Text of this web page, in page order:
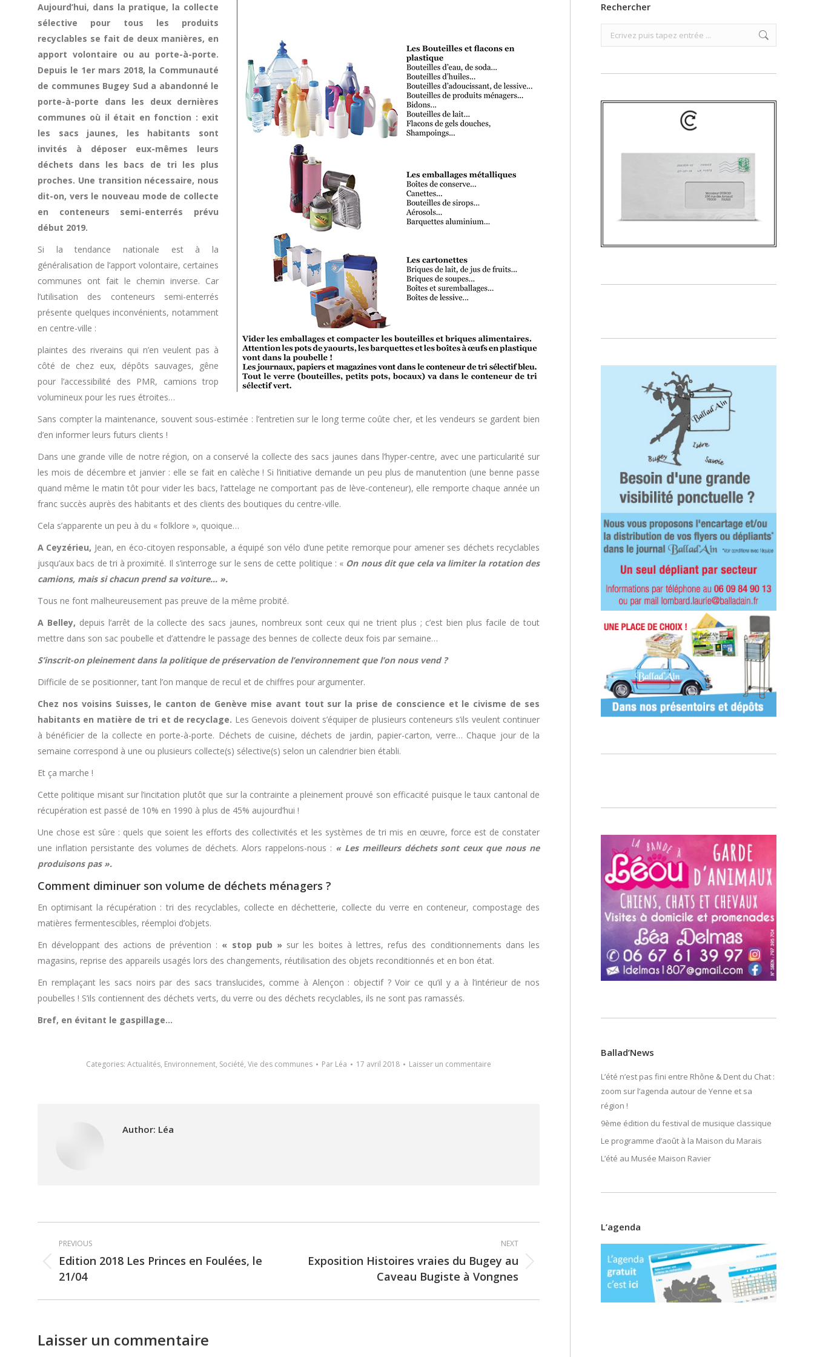
Aujourd’hui, dans la pratique, la collecte
sélective pour tous les produits
recyclables se fait de deux manières, en
apport volontaire ou au porte-à-porte.
Depuis le 1er mars 2018, la Communauté
de communes Bugey Sud a abandonné le
porte-à-porte dans les deux dernières
communes où il était en fonction : exit
les sacs jaunes, les habitants sont
invités à déposer eux-mêmes leurs
déchets dans les bacs de tri les plus
proches. Une transition nécessaire, nous
dit-on, vers le nouveau mode de collecte
en conteneurs semi-enterrés prévu
début 2019.
Si la tendance nationale est à la
généralisation de l’apport volontaire, certaines
communes ont fait le chemin inverse. Car
l’utilisation des conteneurs semi-enterrés
présente quelques inconvénients, notamment
en centre-ville :
plaintes des riverains qui n’en veulent pas à
côté de chez eux, dépôts sauvages, gêne
pour l’accessibilité des PMR, camions trop
volumineux pour les rues étroites…
Sans compter la maintenance, souvent sous-estimée : l’entretien sur le long terme coûte cher, et les vendeurs se gardent bien
d’en informer leurs futurs clients !
Dans une grande ville de notre région, on a conservé la collecte des sacs jaunes dans l’hyper-centre, avec une particularité sur
les mois de décembre et janvier : elle se fait en calèche ! Si l’initiative demande un peu plus de manutention (une benne passe
quand même le matin tôt pour vider les bacs, l’attelage ne comportant pas de lève-conteneur), elle remporte chaque année un
franc succès auprès des habitants et des clients des boutiques du centre-ville.
Cela s’apparente un peu à du « folklore », quoique…
A Ceyzérieu, Jean, en éco-citoyen responsable, a équipé son vélo d’une petite remorque pour amener ses déchets recyclables
jusqu’aux bacs de tri à proximité. Il s’interroge sur le sens de cette politique : « On nous dit que cela va limiter la rotation des
camions, mais si chacun prend sa voiture… ».
Tous ne font malheureusement pas preuve de la même probité.
A Belley, depuis l’arrêt de la collecte des sacs jaunes, nombreux sont ceux qui ne trient plus ; c’est bien plus facile de tout
mettre dans son sac poubelle et d’attendre le passage des bennes de collecte deux fois par semaine…
S’inscrit-on pleinement dans la politique de préservation de l’environnement que l’on nous vend ?
Difficile de se positionner, tant l’on manque de recul et de chiffres pour argumenter.
Chez nos voisins Suisses, le canton de Genève mise avant tout sur la prise de conscience et le civisme de ses
habitants en matière de tri et de recyclage. Les Genevois doivent s’équiper de plusieurs conteneurs s’ils veulent continuer
à bénéficier de la collecte en porte-à-porte. Déchets de cuisine, déchets de jardin, papier-carton, verre… Chaque jour de la
semaine correspond à une ou plusieurs collecte(s) sélective(s) selon un calendrier bien établi.
Et ça marche !
Cette politique misant sur l’incitation plutôt que sur la contrainte a pleinement prouvé son efficacité puisque le taux cantonal de
récupération est passé de 10% en 1990 à plus de 45% aujourd’hui !
Une chose est sûre : quels que soient les efforts des collectivités et les systèmes de tri mis en œuvre, force est de constater
une inflation persistante des volumes de déchets. Alors rappelons-nous : « Les meilleurs déchets sont ceux que nous ne
produisons pas ».
Comment diminuer son volume de déchets ménagers ?
En optimisant la récupération : tri des recyclables, collecte en déchetterie, collecte du verre en conteneur, compostage des
matières fermentescibles, réemploi d’objets.
En développant des actions de prévention : « stop pub » sur les boites à lettres, refus des conditionnements dans les
magasins, reprise des appareils usagés lors des changements, réutilisation des objets reconditionnés et en bon état.
En remplaçant les sacs noirs par des sacs translucides, comme à Alençon : objectif ? Voir ce qu’il y a à l’intérieur de nos
poubelles ! S’ils contiennent des déchets verts, du verre ou des déchets recyclables, ils ne sont pas ramassés.
Bref, en évitant le gaspillage…
Categories: Actualités, Environnement, Société, Vie des communes Par Léa 17 avril 2018 Laisser un commentaire
Author: Léa
Post
navigation
PREVIOUS
Previous
post:
Edition 2018 Les Princes en Foulées, le
21/04
NEXT
Next
Exposition Histoires vraies du Bugey au
Caveau Bugiste à Vongnes
Laisser un commentaire
Rechercher
Search:
Ballad’News
L’été n’est pas fini entre Rhône & Dent du Chat :
zoom sur l’agenda autour de Yenne et sa
région !
9ème édition du festival de musique classique
Le programme d’août à la Maison du Marais
L’été au Musée Maison Ravier
L’agenda